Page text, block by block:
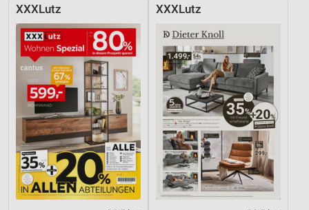
XXXLutz XXXLutz